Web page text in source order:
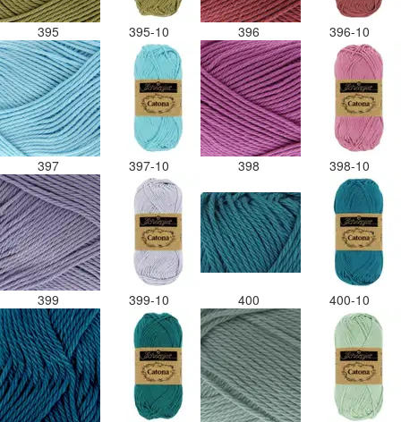
395 395-10 396 396-10
397 397-10 398 398-10
399 399-10 400 400-10